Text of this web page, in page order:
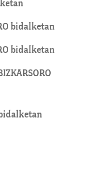
bidalketan
bidalketan